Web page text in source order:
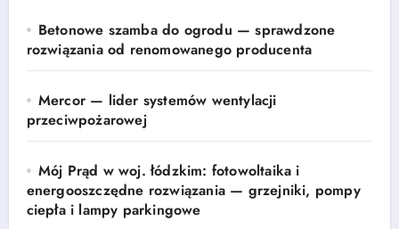
Betonowe szamba do ogrodu — sprawdzone
rozwiązania od renomowanego producenta
Mercor — lider systemów wentylacji
przeciwpożarowej
Mój Prąd w woj. łódzkim: fotowoltaika i
energooszczędne rozwiązania — grzejniki, pompy
ciepła i lampy parkingowe